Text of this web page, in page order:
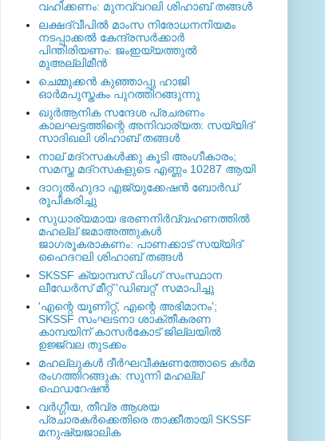
വഹിക്കണം: മുനവ്വറലി ശിഹാബ് തങ്ങള്‍
ലക്ഷദ്വീപില്‍ മാംസ നിരോധനനിയമം
നടപ്പാക്കല്‍ കേന്ദ്രസര്‍ക്കാര്‍
പിന്തിരിയണം: ജംഇയ്യത്തുല്‍
മുഅല്ലിമീന്‍
ചെമ്മുക്കന്‍ കുഞ്ഞാപ്പു ഹാജി
ഓര്‍മപുസ്തകം പുറത്തിറങ്ങുന്നു
ഖുര്‍ആനിക സന്ദേശ പ്രചരണം
കാലഘട്ടത്തിന്റെ അനിവാര്യത: സയ്യിദ്
സാദിഖലി ശിഹാബ് തങ്ങള്‍
നാല് മദ്‌റസകള്‍ക്കു കൂടി അംഗീകാരം;
സമസ്ത മദ്‌റസകളുടെ എണ്ണം 10287 ആയി
ദാറുല്‍ഹുദാ എജ്യുക്കേഷന്‍ ബോര്‍ഡ്
രൂപീകരിച്ചു
സുധാര്യമായ ഭരണനിര്‍വ്വഹണത്തില്‍
മഹല്ല് ജമാഅത്തുകള്‍
ജാഗരൂകരാകണം: പാണക്കാട് സയ്യിദ്
ഹൈദറലി ശിഹാബ് തങ്ങള്‍
SKSSF ക്യാമ്പസ് വിംഗ് സംസ്ഥാന
ലീഡേർസ് മീറ്റ് 'ഡിബറ്റ്' സമാപിച്ചു
'എന്റെ യൂണിറ്റ്, എന്റെ അഭിമാനം';
SKSSF സംഘടനാ ശാക്തീകരണ
കാമ്പയിന് കാസര്‍കോട് ജില്ലയില്‍
ഉജ്ജ്വല തുടക്കം
മഹല്ലുകള്‍ ദീര്‍ഘവീക്ഷണത്തോടെ കര്‍മ
രംഗത്തിറങ്ങുക: സുന്നി മഹല്ല്
ഫെഡറേഷന്‍
വര്‍ഗ്ഗീയ, തീവ്ര ആശയ
പ്രചാരകര്‍ക്കെതിരെ താക്കീതായി SKSSF
മനുഷ്യജാലിക